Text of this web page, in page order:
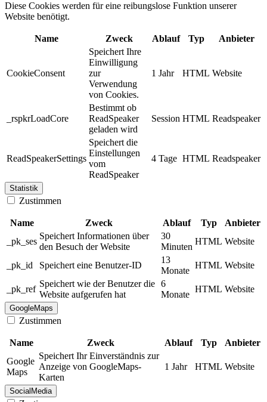
Diese Cookies werden für eine reibungslose Funktion unserer
Website benötigt.
Name Zweck Ablauf Typ Anbieter
CookieConsent
Speichert Ihre
Einwilligung
zur
Verwendung
von Cookies.
1 Jahr HTML Website
_rspkrLoadCore
Bestimmt ob
ReadSpeaker
geladen wird
Session HTML Readspeaker
ReadSpeakerSettings
Speichert die
Einstellungen
vom
ReadSpeaker
4 Tage HTML Readspeaker
Statistik
Zustimmen
Name Zweck Ablauf Typ
Anbieter
_pk_ses
Speichert Informationen über
den Besuch der Website
30
Minuten
HTML Website
_pk_id Speichert eine Benutzer-ID
13
Monate
HTML Website
_pk_ref
Speichert wie der Benutzer die
Website aufgerufen hat
6
Monate
HTML Website
GoogleMaps
Zustimmen
Name Zweck Ablauf Typ
Anbieter
Google
Maps
Speichert Ihr Einverständnis zur
Anzeige von GoogleMaps-
Karten
1 Jahr HTML Website
SocialMedia